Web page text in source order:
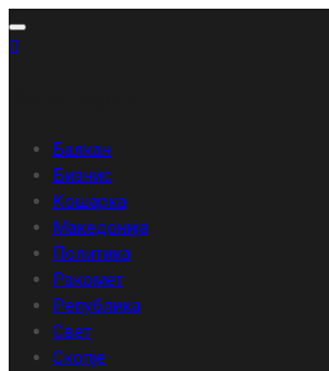
Skip
to
Балкан
Бизнис
Кошарка
Македонија
Политика
Ракомет
Република
Свет
Скопје